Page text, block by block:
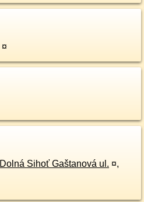
¤
Dolná Sihoť Gaštanová ul. ¤,